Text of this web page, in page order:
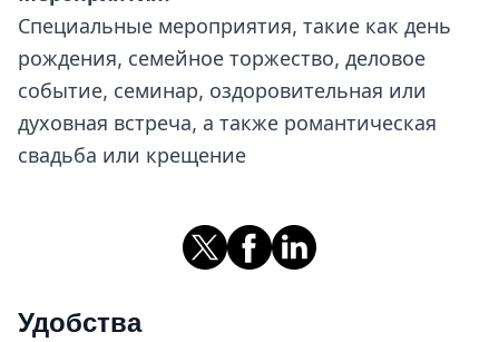
Специальные мероприятия, такие как день
рождения, семейное торжество, деловое
событие, семинар, оздоровительная или
духовная встреча, а также романтическая
свадьба или крещение
Удобства